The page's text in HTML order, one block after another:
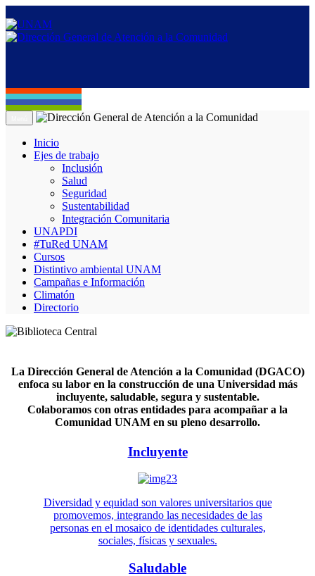
Inicio
Ejes de trabajo
Inclusión
Salud
Seguridad
Sustentabilidad
Integración Comunitaria
UNAPDI
#TuRed UNAM
Cursos
Distintivo ambiental UNAM
Campañas e Información
Climatón
Directorio
La Dirección General de Atención a la Comunidad (DGACO)
enfoca su labor en la construcción de una Universidad más
incluyente, saludable, segura y sustentable.
Colaboramos con otras entidades para acompañar a la
Comunidad UNAM en su pleno desarrollo.
Incluyente
Diversidad y equidad son valores universitarios que
promovemos, integrando las necesidades de las
personas en el mosaico de identidades culturales,
sociales, físicas y sexuales.
Saludable